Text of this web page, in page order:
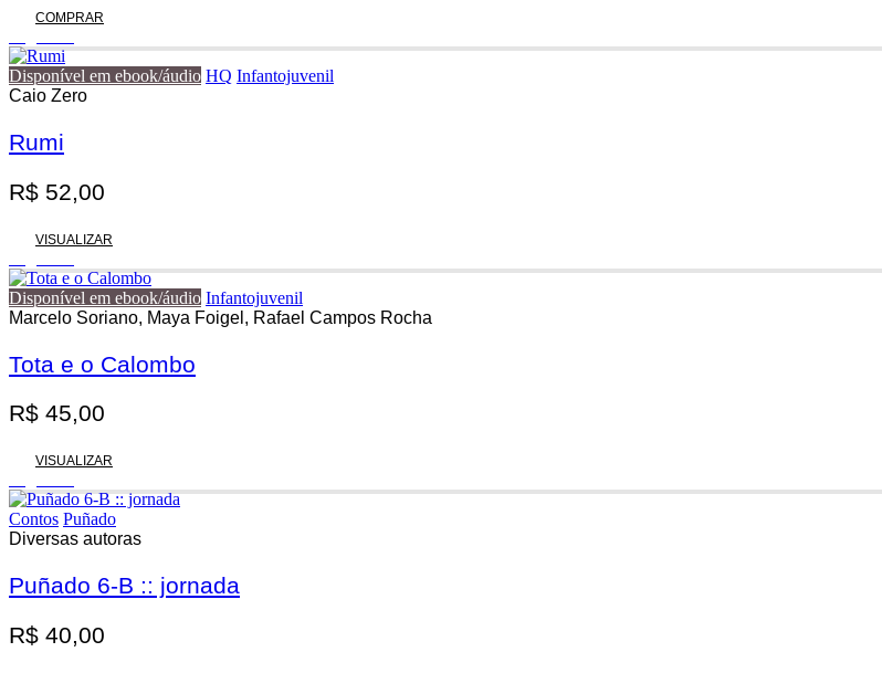
COMPRAR
Disponível em ebook/áudio HQ Infantojuvenil
Caio Zero
Rumi
R$ 52,00
VISUALIZAR
Disponível em ebook/áudio Infantojuvenil
Marcelo Soriano, Maya Foigel, Rafael Campos Rocha
Tota e o Calombo
R$ 45,00
VISUALIZAR
Contos Puñado
Diversas autoras
Puñado 6-B :: jornada
R$ 40,00